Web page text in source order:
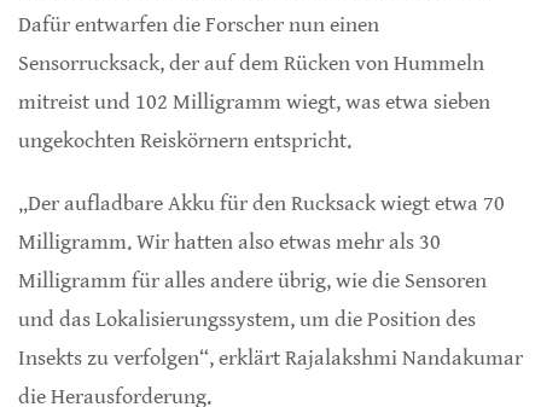
Dafür entwarfen die Forscher nun einen
Sensorrucksack, der auf dem Rücken von Hummeln
mitreist und 102 Milligramm wiegt, was etwa sieben
ungekochten Reiskörnern entspricht.
„Der aufladbare Akku für den Rucksack wiegt etwa 70
Milligramm. Wir hatten also etwas mehr als 30
Milligramm für alles andere übrig, wie die Sensoren
und das Lokalisierungssystem, um die Position des
Insekts zu verfolgen“, erklärt Rajalakshmi Nandakumar
die Herausforderung.